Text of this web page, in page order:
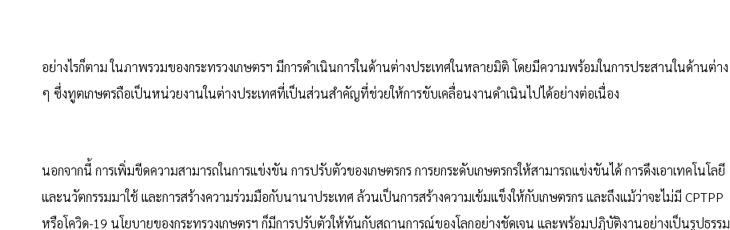
อย่างไรก็ตาม ในภาพรวมของกระทรวงเกษตรฯ มีการดำเนินการในด้านต่างประเทศในหลายมิติ โดยมีความพร้อมในการประสานในด้านต่าง
ๆ ซึ่งทูตเกษตรถือเป็นหน่วยงานในต่างประเทศที่เป็นส่วนสำคัญที่ช่วยให้การขับเคลื่อนงานดำเนินไปได้อย่างต่อเนื่อง
นอกจากนี้ การเพิ่มขีดความสามารถในการแข่งขัน การปรับตัวของเกษตรกร การยกระดับเกษตรกรให้สามารถแข่งขันได้ การดึงเอาเทคโนโลยี
และนวัตกรรมมาใช้ และการสร้างความร่วมมือกับนานาประเทศ ล้วนเป็นการสร้างความเข้มแข็งให้กับเกษตรกร และถึงแม้ว่าจะไม่มี CPTPP
หรือโควิด-19 นโยบายของกระทรวงเกษตรฯ ก็มีการปรับตัวให้ทันกับสถานการณ์ของโลกอย่างชัดเจน และพร้อมปฏิบัติงานอย่างเป็นรูปธรรม